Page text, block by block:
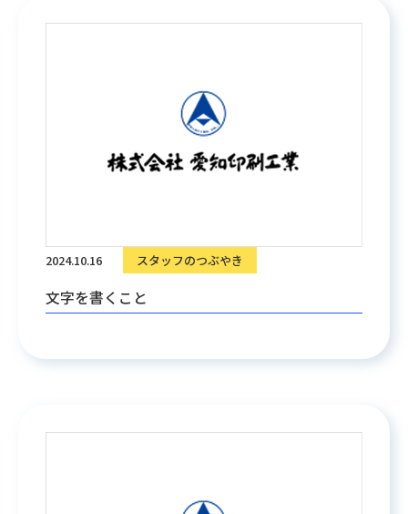
2024.10.16 スタッフのつぶやき
文字を書くこと